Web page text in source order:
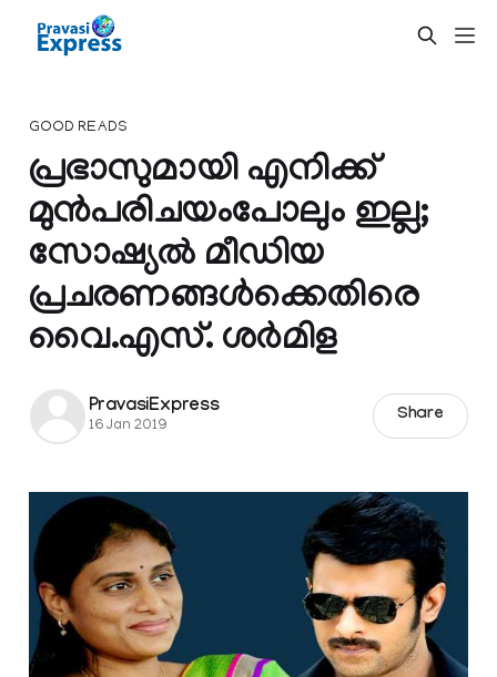
GOOD READS
പ്രഭാസുമായി എനിക്ക്
മുൻപരിചയംപോലും ഇല്ല;
സോഷ്യൽ മീഡിയ
പ്രചരണങ്ങൾക്കെതിരെ
വൈ.എസ്. ശർമിള
PravasiExpress
16 Jan 2019
Share